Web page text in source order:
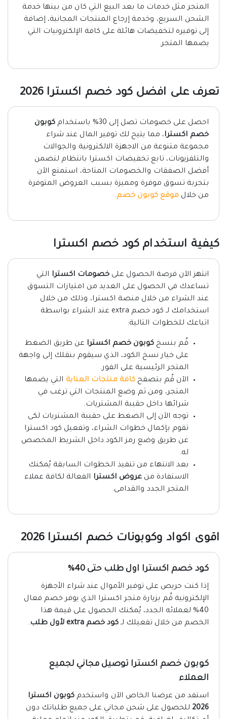
المتجر مثل خدمات ما بعد البيع التي كان من بينها خدمة
الشحن السريع، وخدمة إرجاع المنتجات المجانية، إضافة
إلى توفيره لتخفيضات هائلة على كافة الإلكترونيات التي
يضمها المتجر.
تعرف على افضل كود خصم اكسترا 2026
احصل على خصومات تصل إلى 30% باستخدام
كوبون
خصم اكسترا، مما يتيح لك توفير المال عند شراء
مجموعة متنوعة من الاجهزة الالكترونية والجوالات
والتلفزيونات، تابع تخفيضات اكسترا بانتظام لتضمن
أفضل الصفقات والخصومات المتاحة، استمتع الآن
بتجربة تسوق موفرة ومميزة بسبب العروض المتوفرة
من خلال موقع كوبون خصم.
كيفية استخدام كود خصم اكسترا
انتهز الآن فرصة الحصول على خصومات اكسترا التي
تساعدك في الحصول على العديد من امتيازات التسوق
عند الشراء من خلال منصة اكسترا، وذلك من خلال
استخدامك لـ كود خصم extra عند الشراء بواسطة
اتباعك للخطوات التالية:
قُم بنسخ كوبون خصم اكسترا عن طريق الضغط
على خيار نسخ الكود، الذي سيقوم بنقلك إلى واجهة
المتجر الرئيسية على الفور.
الآن قُم بتصفح كافة منتجات العناية التي يضمها
المتجر، ومن ثم وضع المنتجات التي ترغب في
شرائها داخل حقيبة المشتريات.
توجه الآن إلى الضغط على حقيبة المشتريات لكى
تقوم بإكمال خطوات الشراء، وتفعيل كود اكسترا
عن طريق وضع رمز الكود داخل الشريط المخصص
له.
بعد الانتهاء من تنفيذ الخطوات السابقة يُمكنك
الاستفادة من عروض اكسترا الفعالة لكافة عملاء
المتجر الجدد والقدامى.
اقوى اكواد وكوبونات خصم اكسترا 2026
كود خصم اكسترا اول طلب حتى 40%
إذا كنت حريص على توفير الأموال عند شراء الأجهزة
الإلكترونية قُم بزيارة متجر اكسترا الذي يوفر خصم فعال
40% لعملائه الجدد، يُمكنك الحصول على قيمة هذا
الخصم من خلال تفعيلك لـ كود خصم extra لأول طلب .
كوبون خصم اكسترا توصيل مجاني لجميع
العملاء
استفد من عرضنا الخاص الآن واستخدم كوبون اكسترا
2026 للحصول على شحن مجاني على جميع طلباتك دون